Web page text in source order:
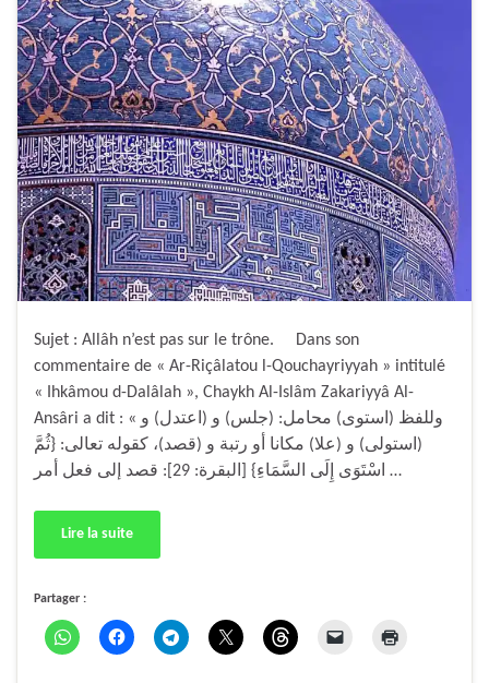
Sujet : Allâh n’est pas sur le trône. Dans son
commentaire de « Ar-Riçâlatou l-Qouchayriyyah » intitulé
« Ihkâmou d-Dalâlah », Chaykh Al-Islâm Zakariyyâ Al-
Ansâri a dit : « وللفظ (استوى) محامل: (جلس) و (اعتدل) و
(استولى) و (علا) مكانا أو رتبة و (قصد)، كقوله تعالى: {ثُمَّ
اسْتَوَى إِلَى السَّمَاءِ} [البقرة: 29]: قصد إلى فعل أمر …
Lire la suite
Partager :